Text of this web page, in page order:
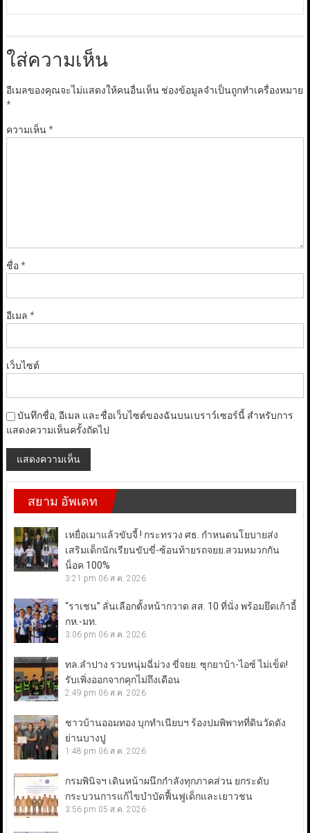
ใส่ความเห็น
อีเมลของคุณจะไม่แสดงให้คนอื่นเห็น ช่องข้อมูลจำเป็นถูกทำเครื่องหมาย
*
ความเห็น*
ชื่อ*
อีเมล *
เว็บไซต์
บันทึกชื่อ, อีเมล และชื่อเว็บไซต์ของฉันบนเบราว์เซอร์นี้ สำหรับการ
แสดงความเห็นครั้งถัดไป
สยาม อัพเดท
เหยื่อเมาแล้วขับจี้ ! กระทรวง ศธ. กำหนดนโยบายส่ง
เสริมเด็กนักเรียนขับขี่-ซ้อนท้ายรถจยย.สวมหมวกกัน
น็อค 100%
3:21 pm 06 ส.ค. 2026
“ราเชน” ลั่นเลือกตั้งหน้ากวาด สส. 10 ที่นั่ง พร้อมยึดเก้าอี้
กห.-มท.
3:06 pm 06 ส.ค. 2026
ทล.ลำปาง รวบหนุ่มฉี่ม่วง ขี่จยย. ซุกยาบ้า-ไอซ์ ไม่เข็ด!
รับเพิ่งออกจากคุกไม่ถึงเดือน
2:49 pm 06 ส.ค. 2026
ชาวบ้านออมทอง บุกทำเนียบฯ ร้องปมพิพาทที่ดินวัดดัง
ย่านบางปู
1:48 pm 06 ส.ค. 2026
กรมพินิจฯ เดินหน้าผนึกกำลังทุกภาคส่วน ยกระดับ
กระบวนการแก้ไขบำบัดฟื้นฟูเด็กและเยาวชน
3:56 pm 05 ส.ค. 2026